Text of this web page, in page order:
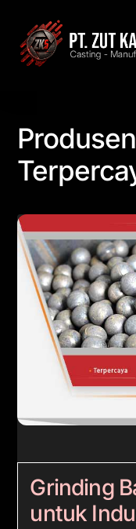
content
Grinding
untuk